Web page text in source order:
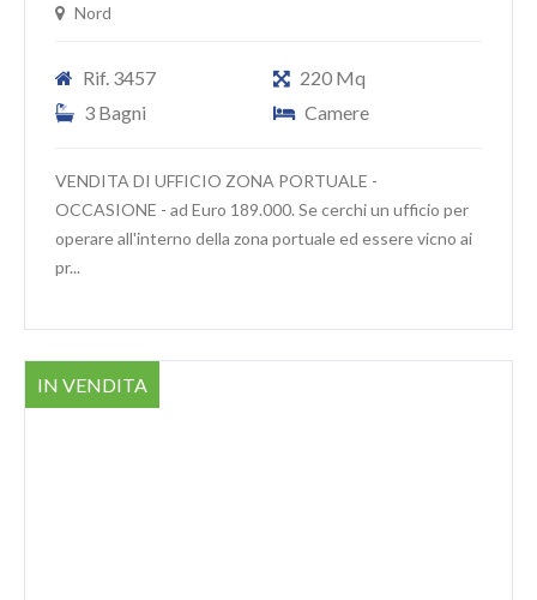
Nord
Rif. 3457
220 Mq
3 Bagni
Camere
VENDITA DI UFFICIO ZONA PORTUALE -
OCCASIONE - ad Euro 189.000. Se cerchi un ufficio per
operare all'interno della zona portuale ed essere vicno ai
pr...
IN VENDITA